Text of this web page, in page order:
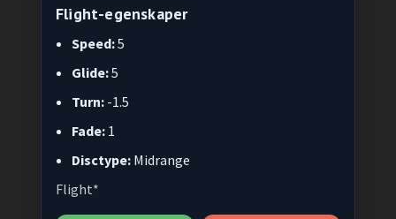
Flight-egenskaper
Speed:5
Glide:5
Turn: -1.5
Fade: 1
Disctype: Midrange
Flight*